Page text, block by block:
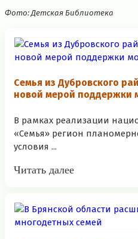
Фото: Детская Библиотека
Семья из Дубровского
новой мерой поддержки
В рамках реализации
«Семья» регион
условия ...
Читать далее